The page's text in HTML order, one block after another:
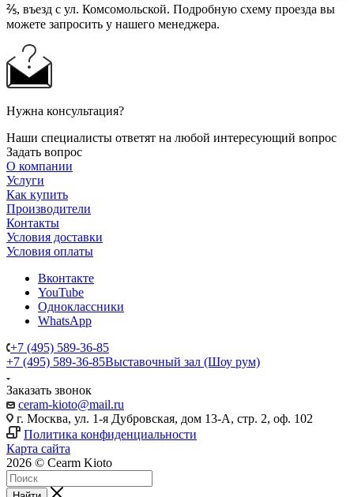
⅖, въезд с ул. Комсомольской. Подробную схему проезда вы
можете запросить у нашего менеджера.
Нужна консультация?
Наши специалисты ответят на любой интересующий вопрос
Задать вопрос
О компании
Услуги
Как купить
Производители
Контакты
Условия доставки
Условия оплаты
Вконтакте
YouTube
Одноклассники
WhatsApp
+7 (495) 589-36-85
+7 (495) 589-36-85Выставочный зал (Шоу рум)
Заказать звонок
ceram-kioto@mail.ru
г. Москва, ул. 1-я Дубровская, дом 13-А, стр. 2, оф. 102
Политика конфиденциальности
Карта сайта
2026 © Cearm Kioto